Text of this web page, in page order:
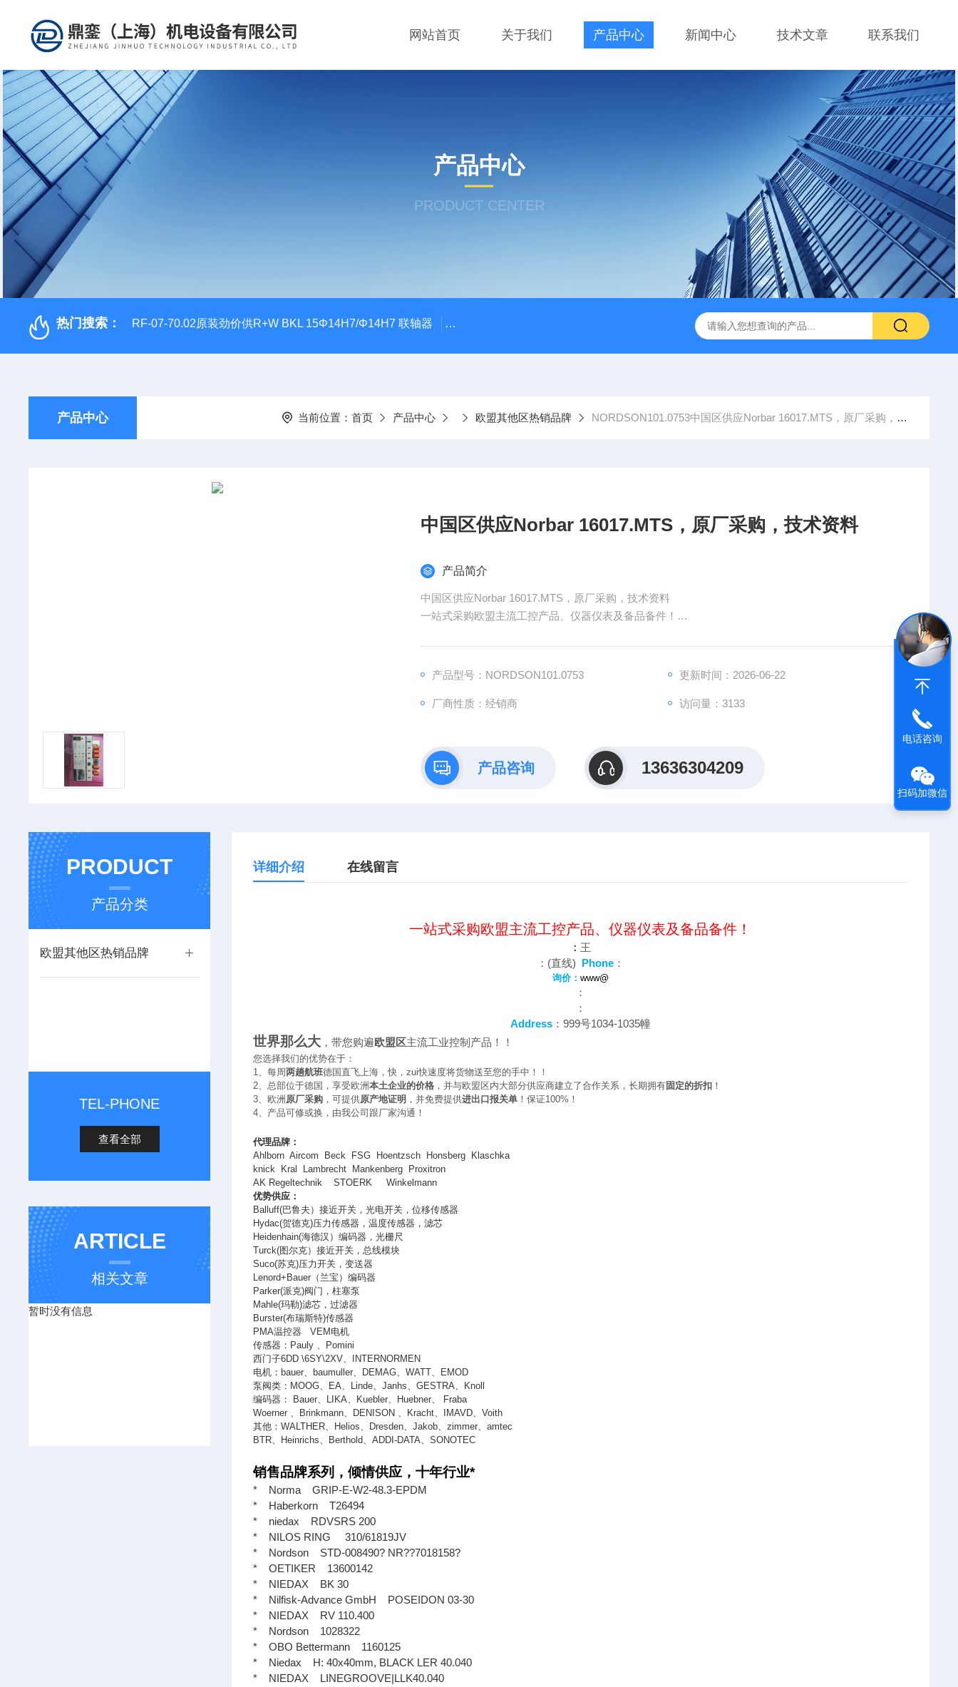
网站首页 关于我们 产品中心 新闻中心 技术文章 联系我们
产品中心
PRODUCT CENTER
热门搜索： RF-07-70.02原装劲价供R+W BKL 15Φ14H7/Φ14H7 联轴器 0184-45703-3-003原装劲价供Vogel TYP:MPS 1 ID:281875 A-NR:417291 原装供应美国Parker
产品中心 当前位置：首页 产品中心 欧盟其他区热销品牌 NORDSON101.0753中国区供应Norbar 16017.MTS，原厂采购，技术资料
中国区供应Norbar 16017.MTS，原厂采购，技术资料
产品简介
中国区供应Norbar 16017.MTS，原厂采购，技术资料
一站式采购欧盟主流工控产品、仪器仪表及备品备件！
：（24小时在线）
：www@
产品型号：NORDSON101.0753 更新时间：2026-06-22
厂商性质：经销商 访问量：3133
产品咨询 13636304209
PRODUCT
产品分类
欧盟其他区热销品牌
TEL-PHONE
查看全部
ARTICLE
相关文章
暂时没有信息
详细介绍 在线留言
一站式采购欧盟主流工控产品、仪器仪表及备品备件！
： 王
：(直线)
Phone：
询价： www@
：
：
Address：999号1034-1035幢
世界那么大 ，带您购遍欧盟区主流工业控制产品！！
您选择我们的优势在于：
1、每周两趟航班德国直飞上海，快，zui快速度将货物送至您的手中！！
2、总部位于德国，享受欧洲本土企业的价格 ，并与欧盟区内大部分供应商建立了合作关系，长期拥有固定的折扣 ！
3、欧洲 原厂采购 ，可提供原产地证明 ，并免费提供进出口报关单 ！保证100%！
4、产品可修或换，由我公司跟厂家沟通！
代理品牌：
Ahlborn Aircom Beck FSG Hoentzsch Honsberg Klaschka
knick Kral Lambrecht Mankenberg Proxitron
AK Regeltechnik STOERK Winkelmann
优势供应：
Balluff(巴鲁夫）接近开关，光电开关，位移传感器
Hydac(贺德克)压力传感器，温度传感器，滤芯
Heidenhain(海德汉）编码器，光栅尺
Turck(图尔克）接近开关，总线模块
Suco(苏克)压力开关，变送器
Lenord+Bauer （兰宝）编码器
Parker(派克)阀门，柱塞泵
Mahle(玛勒)滤芯，过滤器
Burster(布瑞斯特)传感器
PMA温控器 VEM 电机
传感器： Pauly 、
Pomini
西门子6DD \6SY\2XV、
INTERNORMEN
电机： bauer、 baumuller、 DEMAG、WATT、
EMOD
泵阀类： MOOG、 EA、 Linde、Janhs、GESTRA、
Knoll
编码器：
Bauer、 LIKA、 Kuebler、 Huebner、
Fraba
Woerner 、 Brinkmann、 DENISON 、 Kracht、 IMAVD、Voith
其他：WALTHER、 Helios、 Dresden、Jakob、zimmer、amtec
BTR、 Heinrichs、 Berthold、ADDI-DATA、SONOTEC
销售品牌系列，倾情供应，十年行业*
* Norma GRIP-E-W2-48.3-EPDM
* Haberkorn T26494
* niedax RDVSRS 200
* NILOS RING 310/61819JV
* Nordson STD-008490? NR??7018158?
* OETIKER 13600142
* NIEDAX BK 30
* Nilfisk-Advance GmbH POSEIDON 03-30
* NIEDAX RV 110.400
* Nordson 1028322
* OBO Bettermann 1160125
* Niedax H: 40x40mm, BLACK LER 40.040
* NIEDAX LINEGROOVE|LLK40.040
电话咨询
扫码加微信